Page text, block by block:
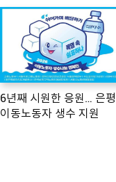
6년째 시원한 응원… 은
이동노동자 생수 지원